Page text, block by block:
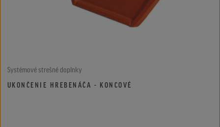
Systémové strešné doplnky
UKONČENIE HREBENÁČA - KONCOVÉ